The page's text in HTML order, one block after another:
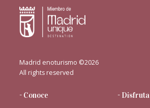
Madrid enoturismo ©2026
All rights reserved
- Conoce - Disfruta